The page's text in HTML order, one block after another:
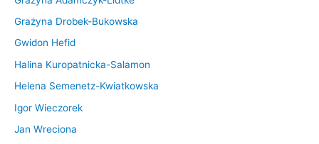
Grażyna Drobek-Bukowska
Gwidon Hefid
Halina Kuropatnicka-Salamon
Helena Semenetz-Kwiatkowska
Igor Wieczorek
Jan Wreciona